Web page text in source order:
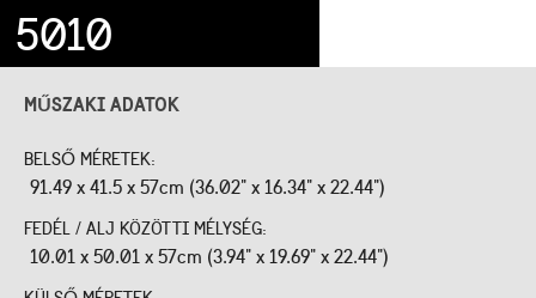
5010
MŰSZAKI ADATOK
BELSŐ MÉRETEK:
91.49 x 41.5 x 57cm (36.02" x 16.34" x 22.44")
FEDÉL / ALJ KÖZÖTTI MÉLYSÉG:
10.01 x 50.01 x 57cm (3.94" x 19.69" x 22.44")